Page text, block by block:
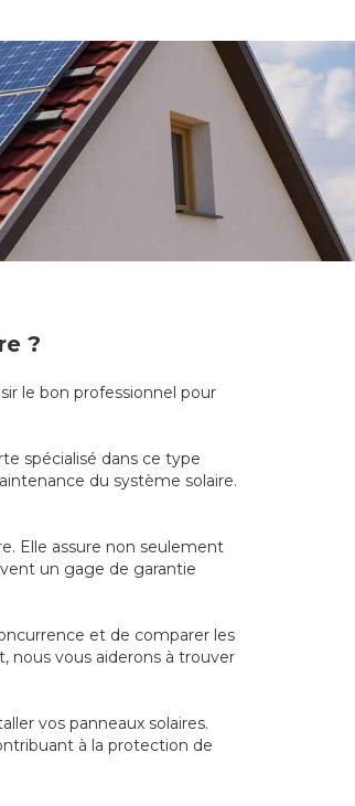
?
le bon professionnel pour
spécialisé dans ce type
du système solaire.
Elle assure non seulement
un gage de garantie
et de comparer les
nous vous aiderons à trouver
vos panneaux solaires.
à la protection de